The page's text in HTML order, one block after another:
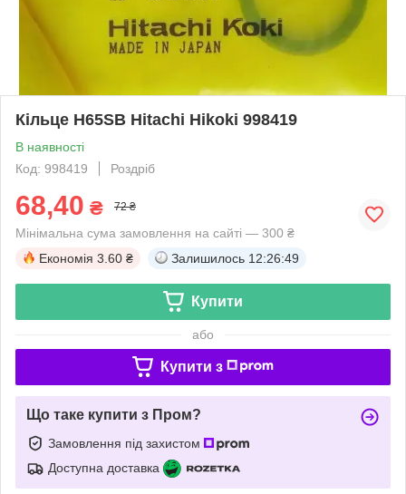
Кільце H65SB Hitachi Hikoki 998419
В наявності
Код: 998419
Роздріб
68,40 ₴ 72 ₴
Мінімальна сума замовлення на сайті — 300 ₴
Економія 3.60 ₴ Залишилось 12:26:49
Купити
або
Купити з
Що таке купити з Пром?
Замовлення під захистом
Доступна доставка